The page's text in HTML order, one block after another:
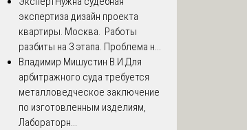
экспертиза дизайн проекта
квартиры. Москва. Работы
разбиты на 3 этапа. Проблема н...
Владимир Мишустин В.И.Для
арбитражного суда требуется
металловедческое заключение
по изготовленным изделиям,
Лабораторн...